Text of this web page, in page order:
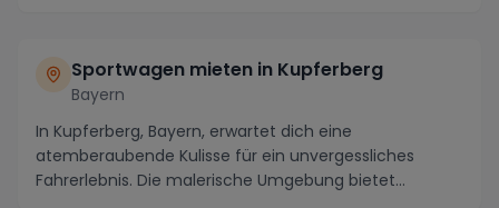
Sportwagen mieten in Kupferberg
Bayern
In Kupferberg, Bayern, erwartet dich eine
atemberaubende Kulisse für ein unvergessliches
Fahrerlebnis. Die malerische Umgebung bietet